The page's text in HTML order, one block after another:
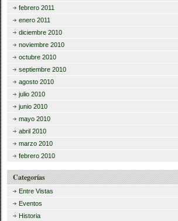
febrero 2011
enero 2011
diciembre 2010
noviembre 2010
octubre 2010
septiembre 2010
agosto 2010
julio 2010
junio 2010
mayo 2010
abril 2010
marzo 2010
febrero 2010
Categorías
Entre Vistas
Eventos
Historia